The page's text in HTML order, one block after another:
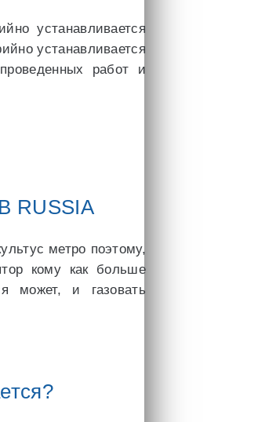
устанавливается
устанавливается
работ и
RUSSIA
метро поэтому,
кому как больше
может, и газовать